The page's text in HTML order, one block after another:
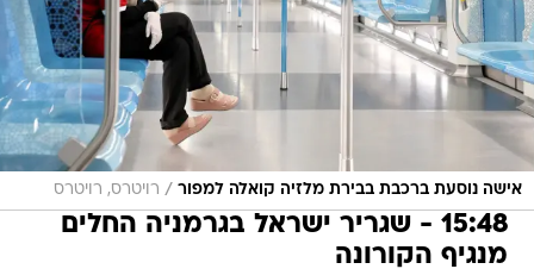
אישה נוסעת ברכבת בבירת מלזיה קואלה למפור / רויטרס, רויטרס
15:48 - שגריר ישראל בגרמניה החלים
מנגיף הקורונה